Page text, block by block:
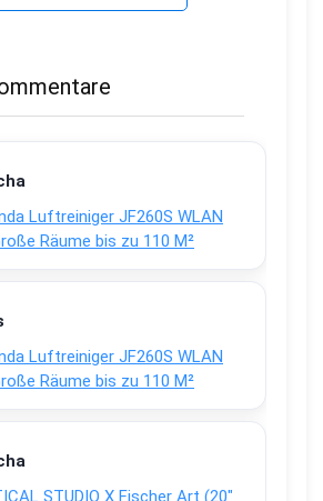
Luftreiniger JF260S WLAN
Räume bis zu 110 M²
Luftreiniger JF260S WLAN
Räume bis zu 110 M²
STUDIO X Fischer Art (20″